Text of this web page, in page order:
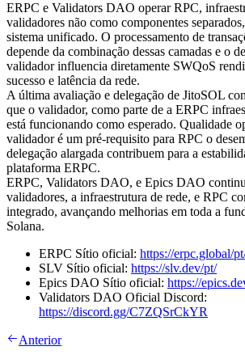
ERPC e Validators DAO operar RPC,
validadores não como componentes
sistema unificado. O processamento de
depende da combinação dessas camadas e o
validador influencia diretamente SWQoS
sucesso e latência da rede.
A última avaliação e delegação de JitoSOL
que o validador, como parte de a ERPC
está funcionando como esperado. Qualidade
validador é um pré-requisito para RPC o
delegação alargada contribuem para a
plataforma ERPC.
ERPC, Validators DAO, e Epics DAO
validadores, a infraestrutura de rede, e RPC
integrado, avançando melhorias em toda a
Solana.
ERPC Sítio oficial: https://erpc.global/
SLV Sítio oficial: https://slv.dev/pt/
Epics DAO Sítio oficial: https://
Validators DAO Oficial Discord:
https://discord.gg/C7ZQSrCkYR
Anterior